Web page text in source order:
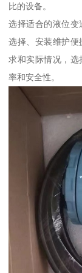
比的设备。
选择适合的液位
选择、安装维护
求和实际情况，选
率和安全性。